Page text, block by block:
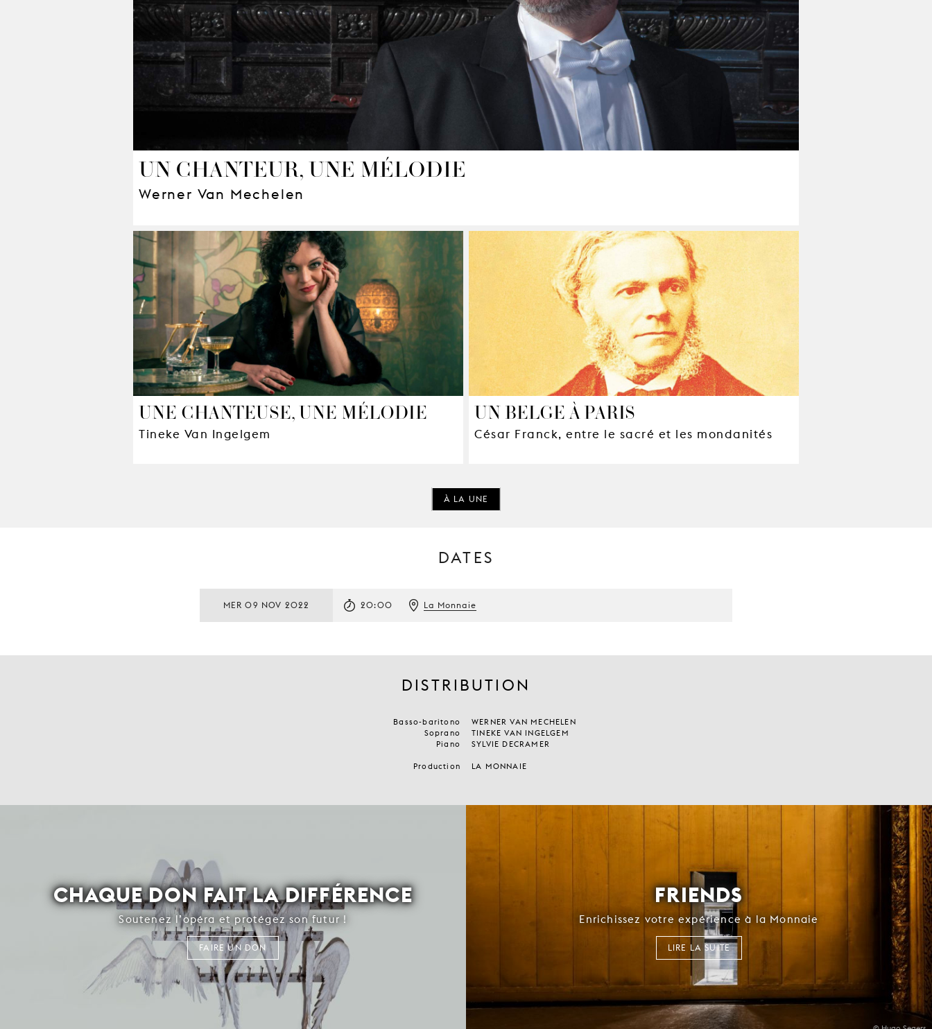
UN CHANTEUR, UNE MÉLODIE
Werner Van Mechelen
UNE CHANTEUSE, UNE MÉLODIE
Tineke Van Ingelgem
UN BELGE À PARIS
César Franck, entre le sacré et les mondanités
À LA UNE
DATES
MER 09 NOV 2022 20:00 La Monnaie
DISTRIBUTION
Basso-baritono
WERNER VAN MECHELEN
Soprano
TINEKE VAN INGELGEM
Piano
SYLVIE DECRAMER
Production LA MONNAIE
CHAQUE DON FAIT LA DIFFÉRENCE
Soutenez l’opéra et protégez son futur !
FAIRE UN DON
FRIENDS
Enrichissez votre expérience à la Monnaie
LIRE LA SUITE